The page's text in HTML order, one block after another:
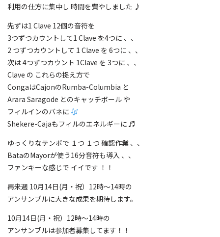
利用の仕方に集中し 時間を費やしました ♪
先ずは1 Clave 12個の音符を
3つずつカウントして1 Clave を4つに 、、
2 つずつカウントして 1 Clave を 6つに 、、
次は 4つずつカウント 1Clave を 3つに 、、
Clave の これらの捉え方で
CongaはCajonのRumba-Columbia と
Arara Saragode とのキャッチボール や
フィルインのバネに
Shekere-Cajaもフィルのエネルギーに ♬
ゆっくりなテンポで １つ １つ 確認作業 、、
BataのMayorが使う16分音符も導入 、、
ファンキーな感じで イイです ！！
再来週 10月14日(月・祝）12時〜14時の
アンサンブルに大きな成果を期待します。
10月14日(月・祝）12時〜14時の
アンサンブルは参加者募集してます！！